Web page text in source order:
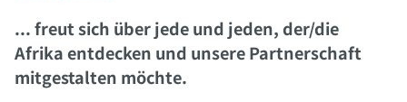
... freut sich über jede und jeden, der/die
Afrika entdecken und unsere Partnerschaft
mitgestalten möchte.